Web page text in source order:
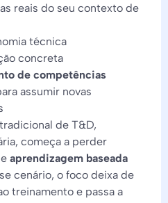
reais do seu contexto de
técnica
concreta
de competências
assumir novas
de T&D,
começa a perder
aprendizagem baseada
cenário, o foco deixa de
treinamento e passa a